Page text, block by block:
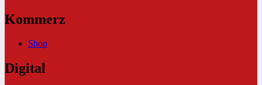
Kommerz
Shop
Digital